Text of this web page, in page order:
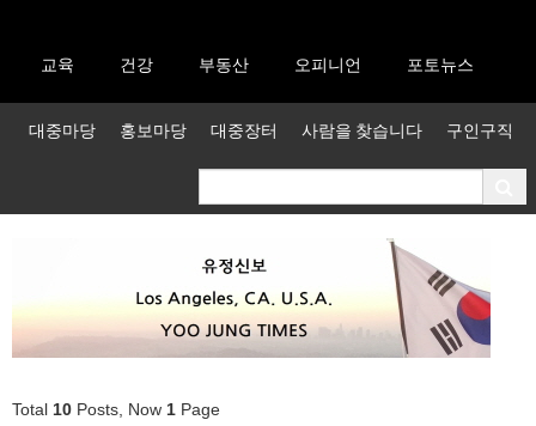
교육 건강 부동산 오피니언 포토뉴스
대중마당 홍보마당 대중장터 사람을 찾습니다 구인구직
Total 10 Posts, Now 1 Page